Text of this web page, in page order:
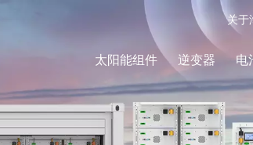
关于
太阳能组件 逆变器 电